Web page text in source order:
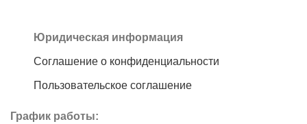
Юридическая информация
Соглашение о конфиденциальности
Пользовательское соглашение
График работы: